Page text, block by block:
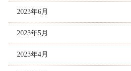
2023年6月
2023年5月
2023年4月